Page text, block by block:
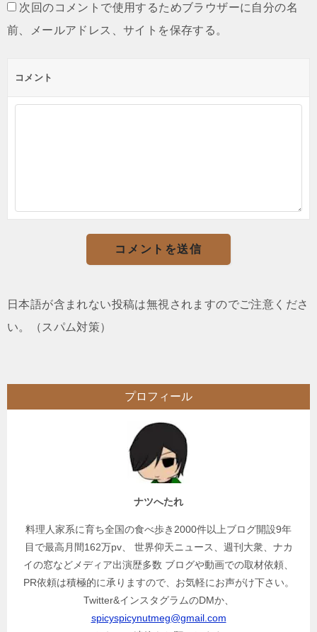
次回のコメントで使用するためブラウザーに自分の名
前、メールアドレス、サイトを保存する。
コメント
日本語が含まれない投稿は無視されますのでご注意くださ
い。（スパム対策）
プロフィール
ナツへたれ
料理人家系に育ち全国の食べ歩き2000件以上ブログ開設9年
目で最高月間162万pv、 世界仰天ニュース、週刊大衆、ナカ
イの窓などメディア出演歴多数 ブログや動画での取材依頼、
PR依頼は積極的に承りますので、お気軽にお声がけ下さい。
Twitter&インスタグラムのDMか、
spicyspicynutmeg@gmail.com